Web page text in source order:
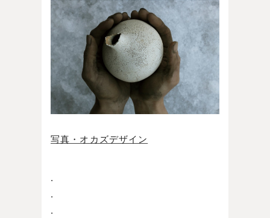
写真・オカズデザイン
.
.
.